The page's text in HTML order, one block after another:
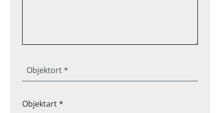
Objektort *
Objektart *